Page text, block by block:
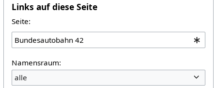
Links auf diese Seite
Seite:
Namensraum:
alle